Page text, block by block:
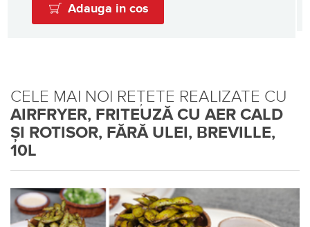
Adauga in cos
CELE MAI NOI REȚETE REALIZATE CU
AIRFRYER, FRITEUZĂ CU AER CALD
ȘI ROTISOR, FĂRĂ ULEI, BREVILLE,
10L